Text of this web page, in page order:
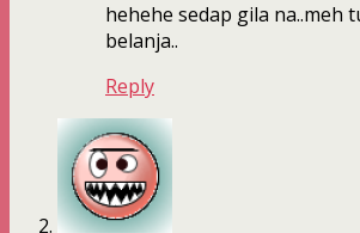
hehehe sedap gila na..meh
belanja..
Reply